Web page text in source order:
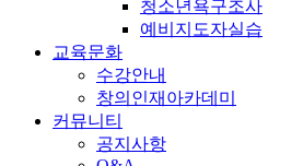
청소년욕구조사
예비지도자실습
교육문화
수강안내
창의인재아카데미
커뮤니티
공지사항